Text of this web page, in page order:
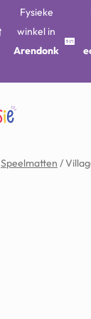
Fysieke
winkel in
Arendonk
Speelmatten /